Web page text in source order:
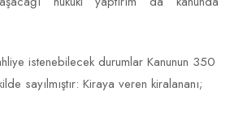
istenebilecek durumlar Kanunun 350
sayılmıştır: Kiraya veren kiralananı;